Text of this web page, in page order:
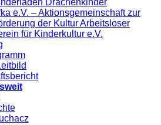
e.V. – Aktionsgemeinschaft zur
der Kultur Arbeitsloser
für Kinderkultur e.V.